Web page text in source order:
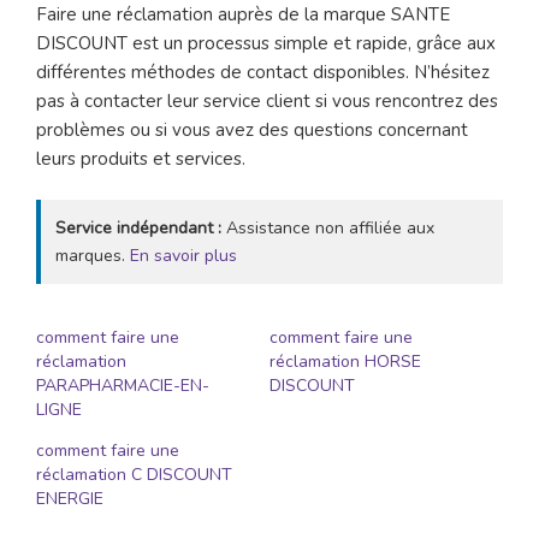
Faire une réclamation auprès de la marque SANTE
DISCOUNT est un processus simple et rapide, grâce aux
différentes méthodes de contact disponibles. N’hésitez
pas à contacter leur service client si vous rencontrez des
problèmes ou si vous avez des questions concernant
leurs produits et services.
Service indépendant : Assistance non affiliée aux
marques. En savoir plus
comment faire une
réclamation
PARAPHARMACIE-EN-
LIGNE
comment faire une
réclamation HORSE
DISCOUNT
comment faire une
réclamation C DISCOUNT
ENERGIE